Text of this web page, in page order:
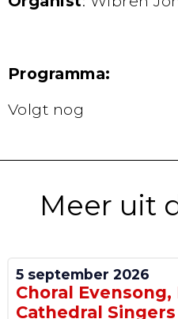
Programma:
Volgt nog
Meer uit
5 september 2026
Choral
Cathedral Singers